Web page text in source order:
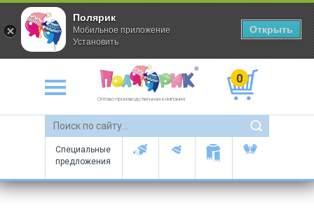
Оптово-производственная компания
0
Специальные
предложения
Полярик
Мобильное приложение
Установить
Открыть